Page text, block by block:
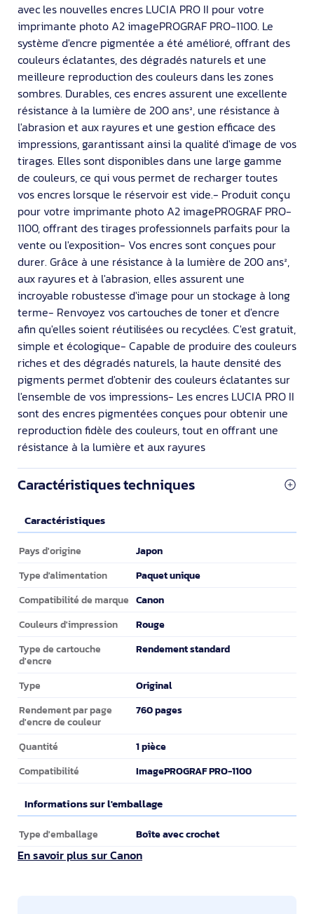
avec les nouvelles encres LUCIA PRO II pour votre
imprimante photo A2 imagePROGRAF PRO-1100. Le
système d'encre pigmentée a été amélioré, offrant des
couleurs éclatantes, des dégradés naturels et une
meilleure reproduction des couleurs dans les zones
sombres. Durables, ces encres assurent une excellente
résistance à la lumière de 200 ans², une résistance à
l'abrasion et aux rayures et une gestion efficace des
impressions, garantissant ainsi la qualité d'image de vos
tirages. Elles sont disponibles dans une large gamme
de couleurs, ce qui vous permet de recharger toutes
vos encres lorsque le réservoir est vide.- Produit conçu
pour votre imprimante photo A2 imagePROGRAF PRO-
1100, offrant des tirages professionnels parfaits pour la
vente ou l'exposition- Vos encres sont conçues pour
durer. Grâce à une résistance à la lumière de 200 ans²,
aux rayures et à l'abrasion, elles assurent une
incroyable robustesse d'image pour un stockage à long
terme- Renvoyez vos cartouches de toner et d'encre
afin qu'elles soient réutilisées ou recyclées. C'est gratuit,
simple et écologique- Capable de produire des couleurs
riches et des dégradés naturels, la haute densité des
pigments permet d'obtenir des couleurs éclatantes sur
l'ensemble de vos impressions- Les encres LUCIA PRO II
sont des encres pigmentées conçues pour obtenir une
reproduction fidèle des couleurs, tout en offrant une
résistance à la lumière et aux rayures
Caractéristiques techniques
Caractéristiques
Caractéristiques
Pays d'origine Japon
Type d'alimentation Paquet unique
Compatibilité de marque Canon
Couleurs d'impression Rouge
Type de cartouche
d'encre
Rendement standard
Type Original
Rendement par page
d'encre de couleur
760 pages
Quantité 1 pièce
Compatibilité ImagePROGRAF PRO-1100
Informations sur l'emballage
Informations sur l'emballage
Type d'emballage Boîte avec crochet
En savoir plus sur Canon